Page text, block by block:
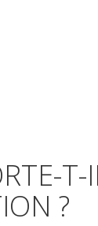
T-
?